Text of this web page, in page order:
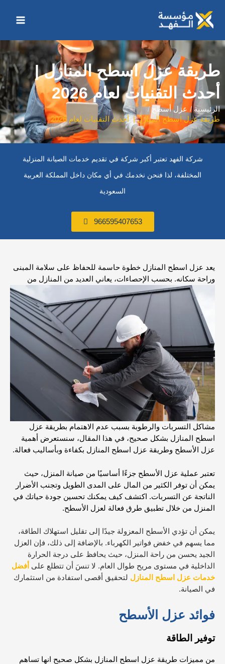
المحتوى
طريقة عزل اسطح المنازل |
أحدث التقنيات لعام 2026
الرئيسية
عزل أسطح
طريقة عزل اسطح المنازل | أحدث التقنيات لعام 2026
شركة الفهد تعتبر أكبر شركة في تقديم خدمات الصيانة المنزلية
المختلفة، لذا فنحن نخدمك في أي مكان داخل المملكة العربية
السعودية
966595407653
يعد عزل اسطح المنازل خطوة حاسمة للحفاظ على سلامة المبنى
وراحة سكانه. بحسب الإحصاءات، يعاني العديد من المنازل من
مشاكل التسربات والرطوبة بسبب عدم الاهتمام بطريقة عزل
اسطح المنازل بشكل صحيح، في هذا المقال، سنستعرض أهمية
عزل الأسطح وطريقة عزل اسطح المنازل بكفاءة وبأساليب فعالة.
تعتبر عملية عزل الأسطح جزءًا أساسيًا من صيانة المنزل، حيث
يمكن أن توفر الكثير من المال على المدى الطويل وتجنب الأضرار
الناتجة عن التسربات. اكتشف كيف يمكنك تحسين جودة حياتك في
المنزل من خلال تطبيق طرق فعالة لعزل الأسطح.
يمكن أن تؤدي الأسطح المعزولة جيدًا إلى تقليل استهلاك الطاقة،
مما يسهم في خفض فواتير الكهرباء. بالإضافة إلى ذلك، فإن العزل
الجيد يحسن من راحة المنزل، حيث يحافظ على درجة الحرارة
الداخلية في مستوى مريح طوال العام. لا تنسَ أن تتطلع على أفضل
خدمات عزل اسطح المنازل لتحقيق أقصى استفادة من استثمارك
في الصيانة.
فوائد عزل الأسطح
توفير الطاقة
من مميزات طريقة عزل اسطح المنازل بشكل صحيح انها تساهم